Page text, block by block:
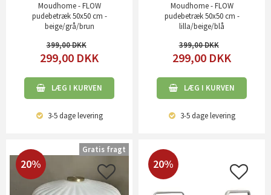
Moudhome - FLOW
pudebetræk 50x50 cm -
beige/grå/brun
399,00
299,00 DKK
LÆG I KURVEN
3-5 dagelevering
Moudhome - FLOW
pudebetræk 50x50 cm -
lilla/beige/blå
399,00
299,00 DKK
LÆG I KURVEN
3-5 dagelevering
20%
Gratis fragt
20%